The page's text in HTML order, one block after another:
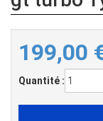
199,00
Quantité :